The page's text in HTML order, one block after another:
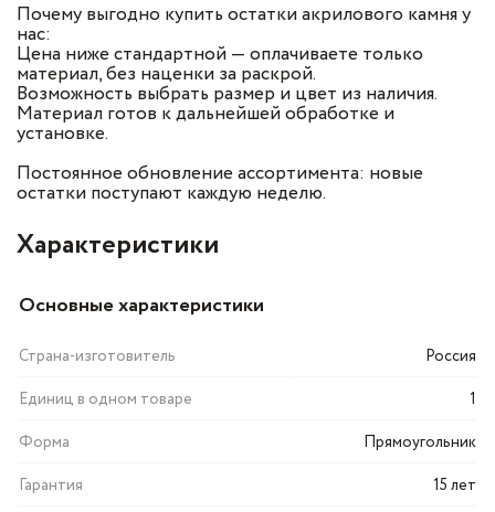
Почему выгодно купить остатки акрилового камня у
нас:
Цена ниже стандартной — оплачиваете только
материал, без наценки за раскрой.
Возможность выбрать размер и цвет из наличия.
Материал готов к дальнейшей обработке и
установке.
Постоянное обновление ассортимента: новые
остатки поступают каждую неделю.
Характеристики
Основные характеристики
Страна-изготовитель
Россия
Единиц в одном товаре
1
Форма
Прямоугольник
Гарантия
15 лет